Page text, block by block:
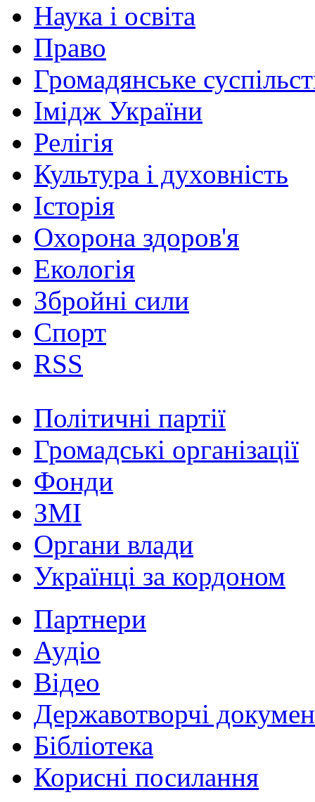
Наука і освіта
Право
Громадянське
Імідж України
Релігія
Культура і духовність
Історія
Охорона здоров'я
Екологія
Збройні сили
Спорт
RSS
Політичні партії
Громадські організації
Фонди
ЗМІ
Органи влади
Українці за кордоном
Партнери
Аудіо
Відео
Державотворчі
Бібліотека
Корисні посилання